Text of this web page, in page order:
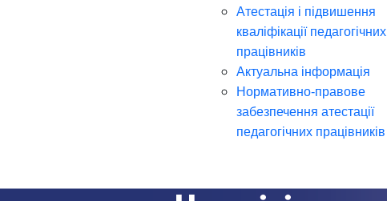
Атестація і підвишення
кваліфікації педагогічних
працівників
Актуальна інформація
Нормативно-правове
забезпечення атестації
педагогічних працівників